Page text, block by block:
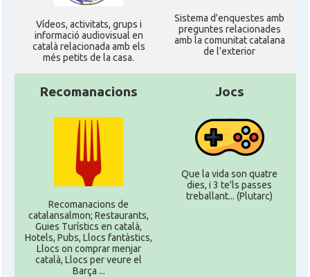
Ví­deos, activitats, grups i
informació audiovisual en
català relacionada amb els
més petits de la casa.
Sistema d'enquestes amb
preguntes relacionades
amb la comunitat catalana
de l'exterior
Recomanacions
Recomanacions de
catalansalmon; Restaurants,
Guies Turístics en català,
Hotels, Pubs, Llocs fantàstics,
Llocs on comprar menjar
català, Llocs per veure el
Barça ...
Jocs
Que la vida son quatre
dies, i 3 te'ls passes
treballant... (Plutarc)